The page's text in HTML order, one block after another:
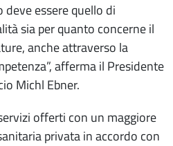
deve essere quello di
sia per quanto concerne il
anche attraverso la
afferma il Presidente
Michl Ebner.
offerti con un maggiore
privata in accordo con